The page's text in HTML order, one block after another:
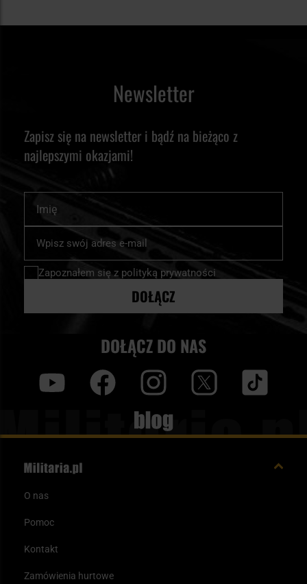
Newsletter
Zapisz się na newsletter i bądź na bieżąco z
najlepszymi okazjami!
nasz
newsletter:
Zapoznałem się z polityką prywatności
DOŁĄCZ
DOŁĄCZ DO NAS
Blog
O nas
Pomoc
Kontakt
Zamówienia hurtowe